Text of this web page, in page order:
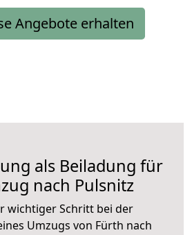
Angebote erhalten
als Beiladung für
nach Pulsnitz
wichtiger Schritt bei der
Umzugs von Fürth nach